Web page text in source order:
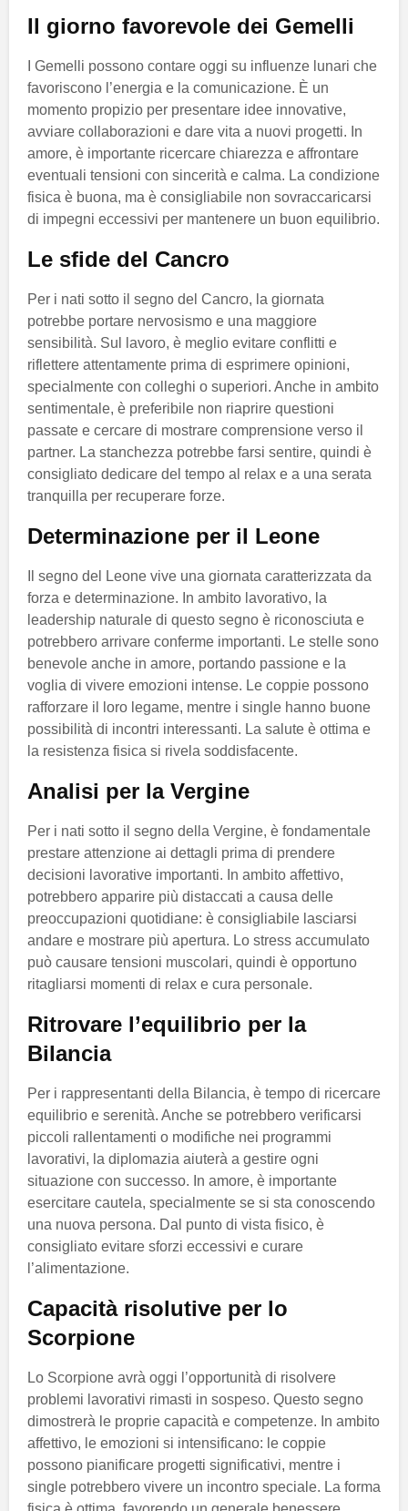
Il giorno favorevole dei Gemelli
I Gemelli possono contare oggi su influenze lunari che
favoriscono l’energia e la comunicazione. È un
momento propizio per presentare idee innovative,
avviare collaborazioni e dare vita a nuovi progetti. In
amore, è importante ricercare chiarezza e affrontare
eventuali tensioni con sincerità e calma. La condizione
fisica è buona, ma è consigliabile non sovraccaricarsi
di impegni eccessivi per mantenere un buon equilibrio.
Le sfide del Cancro
Per i nati sotto il segno del Cancro, la giornata
potrebbe portare nervosismo e una maggiore
sensibilità. Sul lavoro, è meglio evitare conflitti e
riflettere attentamente prima di esprimere opinioni,
specialmente con colleghi o superiori. Anche in ambito
sentimentale, è preferibile non riaprire questioni
passate e cercare di mostrare comprensione verso il
partner. La stanchezza potrebbe farsi sentire, quindi è
consigliato dedicare del tempo al relax e a una serata
tranquilla per recuperare forze.
Determinazione per il Leone
Il segno del Leone vive una giornata caratterizzata da
forza e determinazione. In ambito lavorativo, la
leadership naturale di questo segno è riconosciuta e
potrebbero arrivare conferme importanti. Le stelle sono
benevole anche in amore, portando passione e la
voglia di vivere emozioni intense. Le coppie possono
rafforzare il loro legame, mentre i single hanno buone
possibilità di incontri interessanti. La salute è ottima e
la resistenza fisica si rivela soddisfacente.
Analisi per la Vergine
Per i nati sotto il segno della Vergine, è fondamentale
prestare attenzione ai dettagli prima di prendere
decisioni lavorative importanti. In ambito affettivo,
potrebbero apparire più distaccati a causa delle
preoccupazioni quotidiane: è consigliabile lasciarsi
andare e mostrare più apertura. Lo stress accumulato
può causare tensioni muscolari, quindi è opportuno
ritagliarsi momenti di relax e cura personale.
Ritrovare l’equilibrio per la
Bilancia
Per i rappresentanti della Bilancia, è tempo di ricercare
equilibrio e serenità. Anche se potrebbero verificarsi
piccoli rallentamenti o modifiche nei programmi
lavorativi, la diplomazia aiuterà a gestire ogni
situazione con successo. In amore, è importante
esercitare cautela, specialmente se si sta conoscendo
una nuova persona. Dal punto di vista fisico, è
consigliato evitare sforzi eccessivi e curare
l’alimentazione.
Capacità risolutive per lo
Scorpione
Lo Scorpione avrà oggi l’opportunità di risolvere
problemi lavorativi rimasti in sospeso. Questo segno
dimostrerà le proprie capacità e competenze. In ambito
affettivo, le emozioni si intensificano: le coppie
possono pianificare progetti significativi, mentre i
single potrebbero vivere un incontro speciale. La forma